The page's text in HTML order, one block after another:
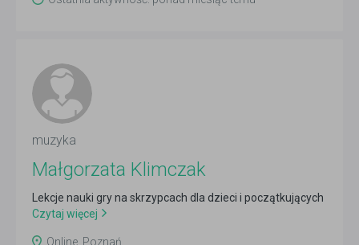
muzyka
Małgorzata Klimczak
Lekcje nauki gry na skrzypcach dla dzieci i początkujących
Czytaj więcej
Online, Poznań